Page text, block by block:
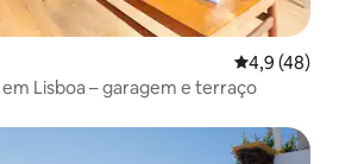
4,9 de uma
4,9 (48)
Lisboa – garagem e terraço